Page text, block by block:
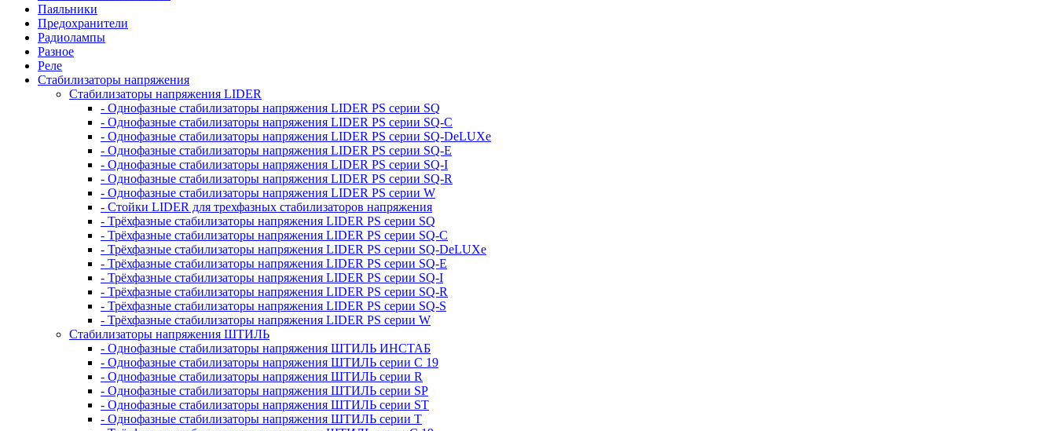
Паяльники
Предохранители
Радиолампы
Разное
Реле
Стабилизаторы напряжения
Стабилизаторы напряжения LIDER
- Однофазные стабилизаторы напряжения LIDER PS серии SQ
- Однофазные стабилизаторы напряжения LIDER PS серии SQ-C
- Однофазные стабилизаторы напряжения LIDER PS серии SQ-DeLUXe
- Однофазные стабилизаторы напряжения LIDER PS серии SQ-E
- Однофазные стабилизаторы напряжения LIDER PS серии SQ-I
- Однофазные стабилизаторы напряжения LIDER PS серии SQ-R
- Однофазные стабилизаторы напряжения LIDER PS серии W
- Стойки LIDER для трехфазных стабилизаторов напряжения
- Трёхфазные стабилизаторы напряжения LIDER PS серии SQ
- Трёхфазные стабилизаторы напряжения LIDER PS серии SQ-C
- Трёхфазные стабилизаторы напряжения LIDER PS серии SQ-DeLUXe
- Трёхфазные стабилизаторы напряжения LIDER PS серии SQ-E
- Трёхфазные стабилизаторы напряжения LIDER PS серии SQ-I
- Трёхфазные стабилизаторы напряжения LIDER PS серии SQ-R
- Трёхфазные стабилизаторы напряжения LIDER PS серии SQ-S
- Трёхфазные стабилизаторы напряжения LIDER PS серии W
Стабилизаторы напряжения ШТИЛЬ
- Однофазные стабилизаторы напряжения ШТИЛЬ ИНСТАБ
- Однофазные стабилизаторы напряжения ШТИЛЬ серии C 19
- Однофазные стабилизаторы напряжения ШТИЛЬ серии R
- Однофазные стабилизаторы напряжения ШТИЛЬ серии SP
- Однофазные стабилизаторы напряжения ШТИЛЬ серии ST
- Однофазные стабилизаторы напряжения ШТИЛЬ серии T